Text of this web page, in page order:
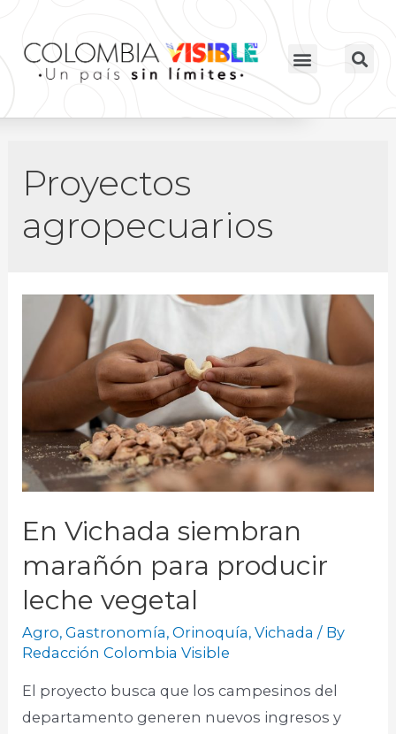
Proyectos
agropecuarios
En Vichada siembran
marañón para producir
leche vegetal
Agro,Gastronomía,Orinoquía,Vichada / By
Redacción Colombia Visible
El proyecto busca que los campesinos del
departamento generen nuevos ingresos y